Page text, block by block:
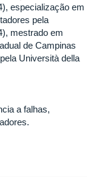
especialização em
pela
mestrado em
de Campinas
Università della
a falhas,